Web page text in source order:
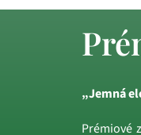
„Jemná
Prémiové